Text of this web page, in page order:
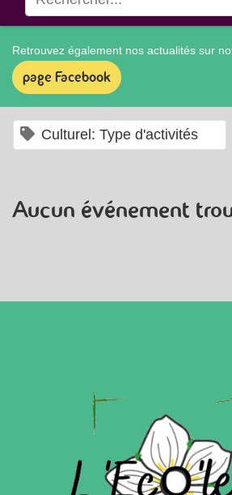
Retrouvez également nos actualités sur
page Facebook
Culturel: Type d'activités
Aucun événement